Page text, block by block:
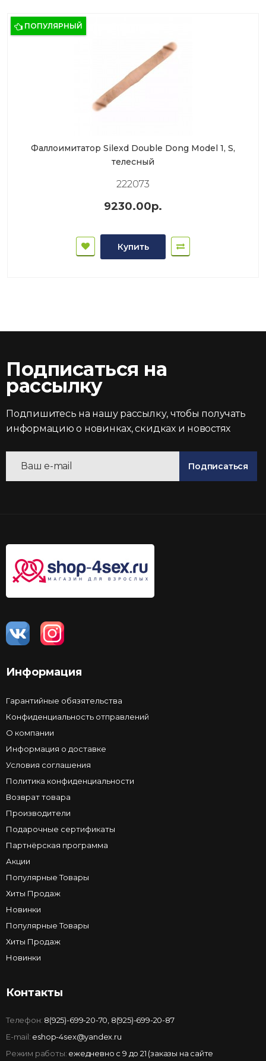
ПОПУЛЯРНЫЙ
Фаллоимитатор Silexd Double Dong Model 1, S,
телесный
222073
9230.00р.
Купить
Подписаться на
рассылку
Подпишитесь на нашу рассылку, чтобы получать
информацию о новинках, скидках и новостях
Подписаться
Информация
Гарантийные обязятельства
Конфиденциальность отправлений
О компании
Информация о доставке
Условия соглашения
Политика конфиденциальности
Возврат товара
Производители
Подарочные сертификаты
Партнёрская программа
Акции
Популярные Товары
Хиты Продаж
Новинки
Популярные Товары
Хиты Продаж
Новинки
Контакты
Телефон: 8(925)-699-20-70 8(925)-699-20-87
E-mail: eshop-4sex@yandex.ru
Режим работы: ежедневно с 9 до 21 (заказы на сайте